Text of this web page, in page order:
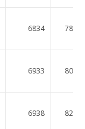
6834 7856
6933 8084
6938 8277